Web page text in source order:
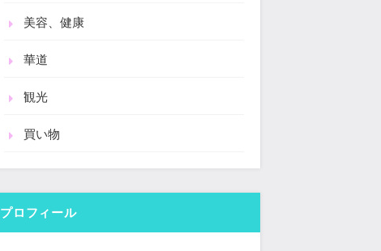
美容、健康
華道
観光
買い物
プロフィール